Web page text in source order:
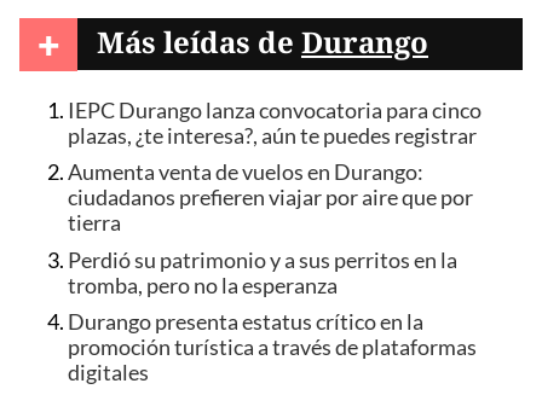
+ Más leídas de Durango
IEPC Durango lanza convocatoria para cinco
plazas, ¿te interesa?, aún te puedes registrar
Aumenta venta de vuelos en Durango:
ciudadanos prefieren viajar por aire que por
tierra
Perdió su patrimonio y a sus perritos en la
tromba, pero no la esperanza
Durango presenta estatus crítico en la
promoción turística a través de plataformas
digitales